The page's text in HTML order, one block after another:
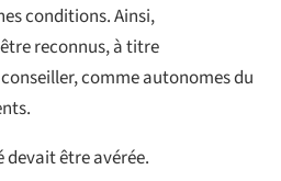
conditions. Ainsi,
reconnus, à titre
comme autonomes du
être avérée.